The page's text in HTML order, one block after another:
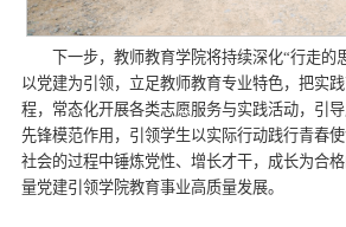
下一步，教师教育学院将持续深化“行走的
以党建为引领，立足教师教育专业特色，把实
程，常态化开展各类志愿服务与实践活动，引
先锋模范作用，引领学生以实际行动践行青春
社会的过程中锤炼党性、增长才干，成长为合
量党建引领学院教育事业高质量发展。